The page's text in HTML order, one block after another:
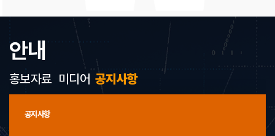
안내
공지사항
공지사항
홍보자료 미디어